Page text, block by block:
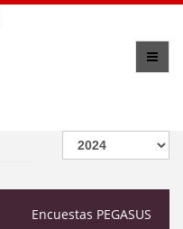
Encuestas PEGASUS